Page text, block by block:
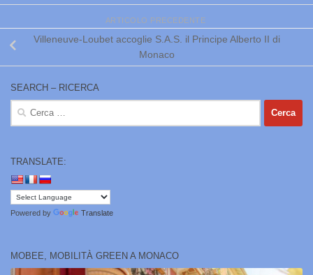
ARTICOLO PRECEDENTE
Villeneuve-Loubet accoglie S.A.S. il Principe Alberto II di
Monaco
SEARCH – RICERCA
Ricerca
TRANSLATE:
Powered by Translate
MOBEE, MOBILITÀ GREEN A MONACO